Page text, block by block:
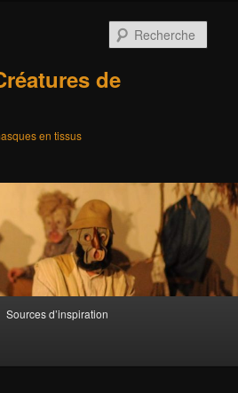
de
en tissus
Sources d’inspiration